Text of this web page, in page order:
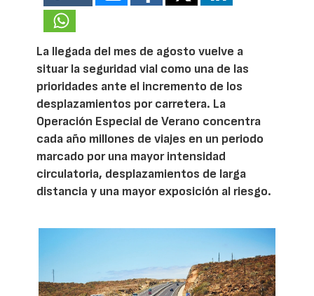
La llegada del mes de agosto vuelve a
situar la seguridad vial como una de las
prioridades ante el incremento de los
desplazamientos por carretera. La
Operación Especial de Verano concentra
cada año millones de viajes en un periodo
marcado por una mayor intensidad
circulatoria, desplazamientos de larga
distancia y una mayor exposición al riesgo.